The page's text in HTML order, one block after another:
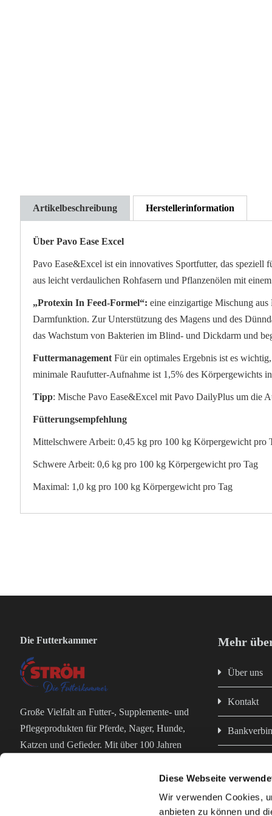
Diese Webseite
Wir verwenden Cookies,
anbieten zu können und
Artikelbeschreibung
Über Pavo Ease Excel
Pavo Ease&Excel ist ein innovatives Sportfutter, das
aus leicht verdaulichen Rohfasern und Pflanzenölen mit
„Protexin In Feed-Formel“: eine einzigartige Mischung
Darmfunktion. Zur Unterstützung des Magens und des
das Wachstum von Bakterien im Blind- und Dickdarm und
Futtermanagement Für ein optimales Ergebnis ist es
minimale Raufutter-Aufnahme ist 1,5% des Körpergewichts
Tipp: Mische Pavo Ease&Excel mit Pavo DailyPlus um die
Fütterungsempfehlung
Mittelschwere Arbeit: 0,45 kg pro 100 kg Körpergewicht pro
Schwere Arbeit: 0,6 kg pro 100 kg Körpergewicht pro Tag
Maximal: 1,0 kg pro 100 kg Körpergewicht pro Tag
Herstellerinformation
Die Futterkammer
Große Vielfalt an Futter-, Supplemente- und
Pflegeprodukten für Pferde, Nager, Hunde,
Katzen und Gefieder. Mit über 100 Jahren
uns in erfahrenen und kompetenten Händen!
Mehr
Über uns
Kontakt